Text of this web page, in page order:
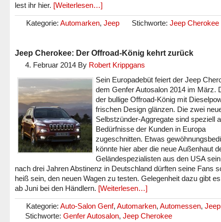
lest ihr hier. [Weiterlesen…]
Kategorie: Automarken, Jeep Stichworte: Jeep Cherokee
Jeep Cherokee: Der Offroad-König kehrt zurück
4. Februar 2014 By Robert Krippgans
Sein Europadebüt feiert der Jeep
dem Genfer Autosalon 2014 im März.
der bullige Offroad-König mit
frischen Design glänzen. Die zwei
Selbstzünder-Aggregate sind speziell
Bedürfnisse der Kunden in Europa
zugeschnitten. Etwas
könnte hier aber die neue Außenhaut
Geländespezialisten aus den USA
nach drei Jahren Abstinenz in Deutschland dürften seine Fans
heiß sein, den neuen Wagen zu testen. Gelegenheit dazu gibt
ab Juni bei den Händlern. [Weiterlesen…]
Kategorie: Auto-Salon Genf, Automarken, Automessen, Jeep
Stichworte: Genfer Autosalon, Jeep Cherokee